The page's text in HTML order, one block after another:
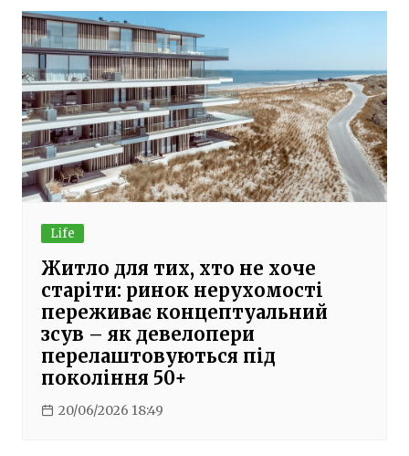
Life
Житло для тих, хто не хоче
старіти: ринок нерухомості
переживає концептуальний
зсув – як девелопери
перелаштовуються під
покоління 50+
20/06/2026 18:49